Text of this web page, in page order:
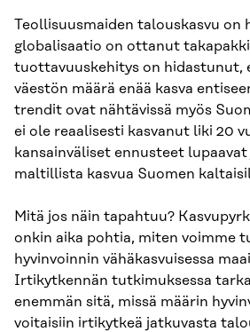
Teollisuusmaiden talouskasvu on
globalisaatio on ottanut
tuottavuuskehitys on hidastunut,
väestön määrä enää kasva
trendit ovat nähtävissä myös
ei ole reaalisesti kasvanut liki 20
kansainväliset ennusteet
maltillista kasvua Suomen
Mitä jos näin tapahtuu?
onkin aika pohtia, miten voimme
hyvinvoinnin vähäkasvuisessa
Irtikytkennän tutkimuksessa
enemmän sitä, missä määrin
voitaisiin irtikytkeä jatkuvasta